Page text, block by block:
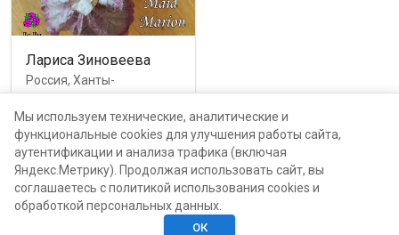
Лариса Зиновеева
Россия, Ханты-
Мансийский автономный
округ, Урай
каталог от 350 руб.
Мы используем технические, аналитические и
функциональные cookies для улучшения работы сайта,
аутентификации и анализа трафика (включая
Яндекс.Метрику). Продолжая использовать сайт, вы
соглашаетесь с политикой использования cookies и
обработкой персональных данных.
ОК